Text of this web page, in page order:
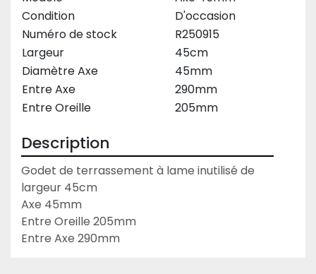
Condition
D'occasion
Numéro de stock
R250915
Largeur
45cm
Diamètre Axe
45mm
Entre Axe
290mm
Entre Oreille
205mm
Description
Godet de terrassement à lame inutilisé de
largeur 45cm
Axe 45mm
Entre Oreille 205mm
Entre Axe 290mm